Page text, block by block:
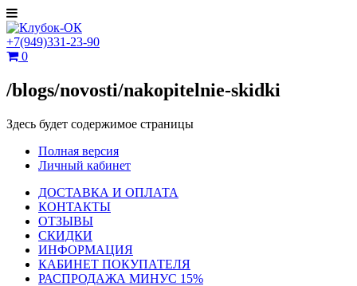
+7(949)331-23-90
0
/blogs/novosti/nakopitelnie-skidki
Здесь будет содержимое страницы
Полная версия
Личный кабинет
ДОСТАВКА И ОПЛАТА
КОНТАКТЫ
ОТЗЫВЫ
СКИДКИ
ИНФОРМАЦИЯ
КАБИНЕТ ПОКУПАТЕЛЯ
РАСПРОДАЖА МИНУС 15%